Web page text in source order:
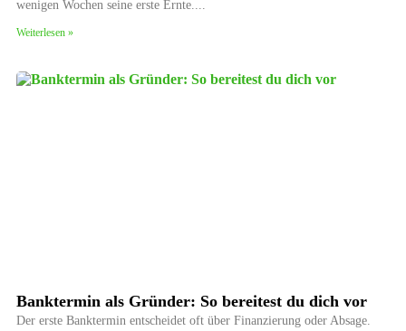
wenigen Wochen seine erste Ernte.
Weiterlesen »
Banktermin als Gründer: So bereitest du dich vor
Der erste Banktermin entscheidet oft über Finanzierung oder Absage.